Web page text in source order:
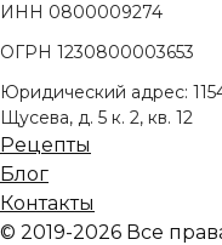
ИНН 0800009274
ОГРН 1230800003653
Юридический адрес:
Щусева, д. 5 к. 2, кв. 12
Рецепты
Блог
Контакты
© 2019-2026 Все